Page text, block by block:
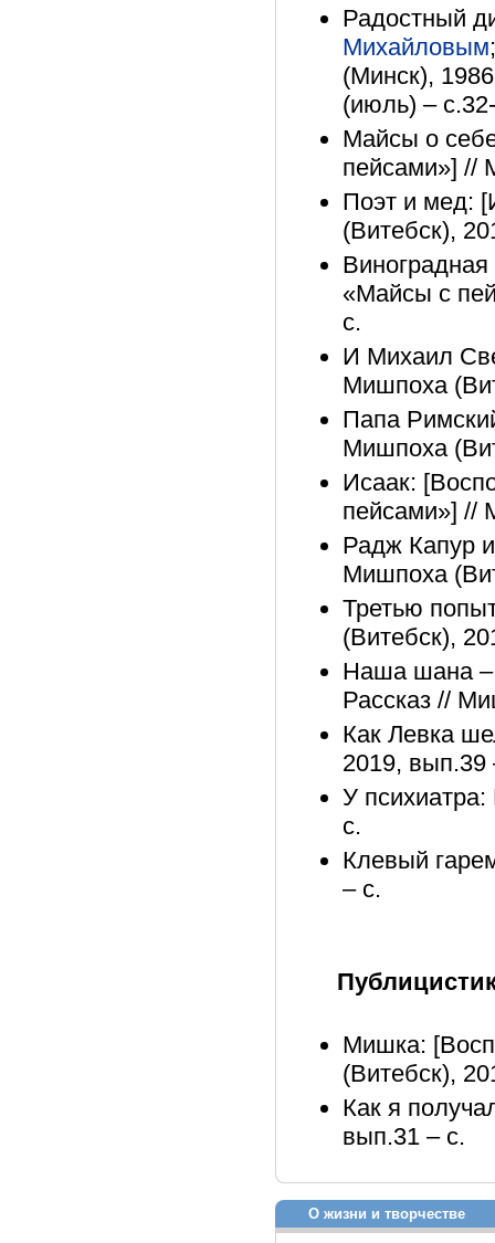
Радостный
Михайловым
(Минск),
(июль) –
Майсы о
пейсами»] //
Поэт и мед:
(Витебск),
«Майсы с
с.
И Михаил
Мишпоха
Папа
Мишпоха
Исаак:
пейсами»] //
Радж Капур
Мишпоха
Третью
(Витебск),
Наша шана –
Рассказ //
Как Левка
2019, вып.39
У
с.
Клевый
– с.
Мишка:
(Витебск),
Как я
вып.31 – с.
О жизни и творчестве